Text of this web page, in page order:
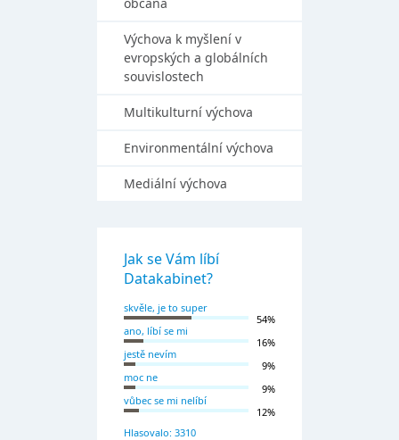
Výchova k myšlení v
evropských a globálních
souvislostech
Multikulturní výchova
Environmentální výchova
Mediální výchova
Jak se Vám líbí
Datakabinet?
skvěle, je to super
54%
ano, líbí se mi
16%
jestě nevím
9%
moc ne
9%
vůbec se mi nelíbí
12%
Hlasovalo: 3310